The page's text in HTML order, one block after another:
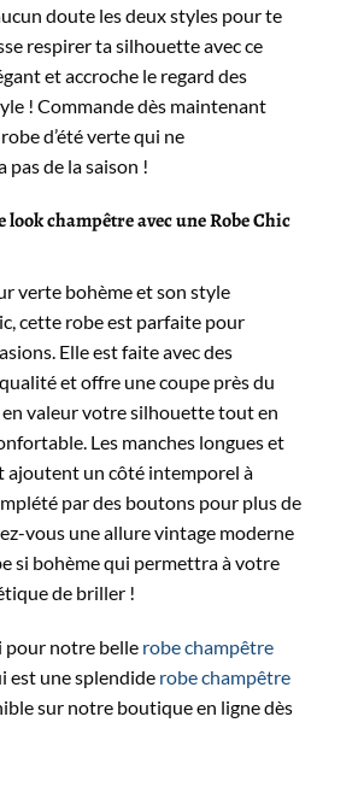
doute les deux styles pour te
respirer ta silhouette avec ce
et accroche le regard des
! Commande dès maintenant
d’été verte qui ne
pas de la saison !
look champêtre avec une Robe Chic
verte bohème et son style
cette robe est parfaite pour
Elle est faite avec des
et offre une coupe près du
valeur votre silhouette tout en
Les manches longues et
ajoutent un côté intemporel à
par des boutons pour plus de
vous une allure vintage moderne
si bohème qui permettra à votre
de briller !
pour notre belle robe champêtre
est une splendide robe champêtre
sur notre boutique en ligne dès